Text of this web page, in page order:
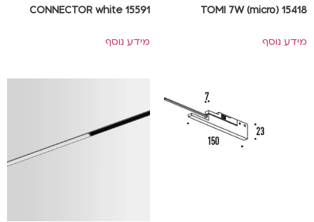
TOMI 7W (micro) 15418
מידע נוסף
CONNECTOR white 15591
מידע נוסף